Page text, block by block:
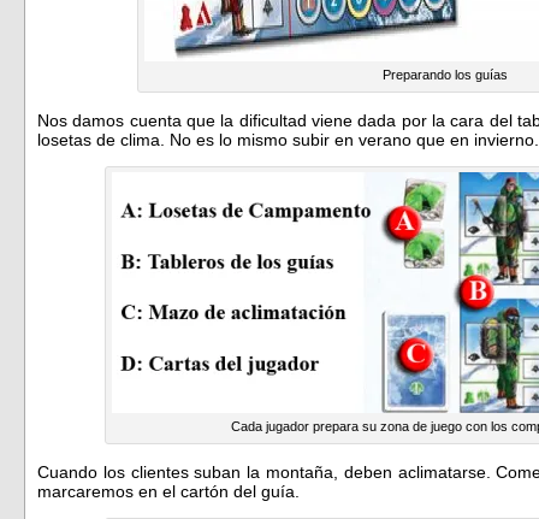
Preparando los guías
Nos damos cuenta que la dificultad viene dada por la cara del
losetas de clima. No es lo mismo subir en verano que en invierno.
Cada jugador prepara su zona de juego con los
Cuando los clientes suban la montaña, deben aclimatarse.
marcaremos en el cartón del guía.